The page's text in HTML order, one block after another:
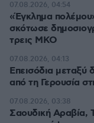
«Έγκλημα
σκότωσε
τρεις ΜΚΟ
07.08.2026, 04:54
Επεισόδια μεταξύ
από τη Γερουσία
07.08.2026, 04:13
Σαουδική Αραβία,
07.08.2026, 03:38